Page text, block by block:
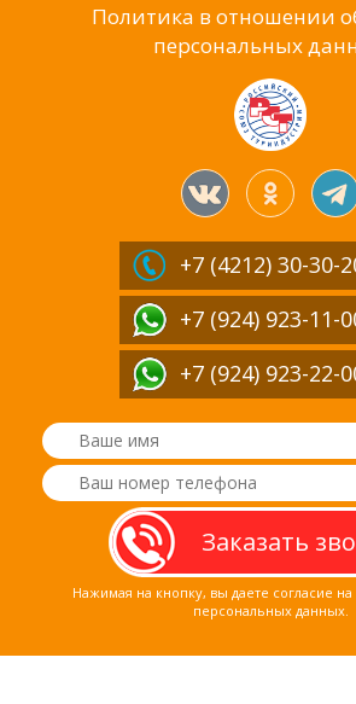
Политика в отношении
персональных
+7 (4212) 30-30-
+7 (924) 923-11-
+7 (924) 923-22-
Нажимая на кнопку, вы даете согласие
персональных данных.